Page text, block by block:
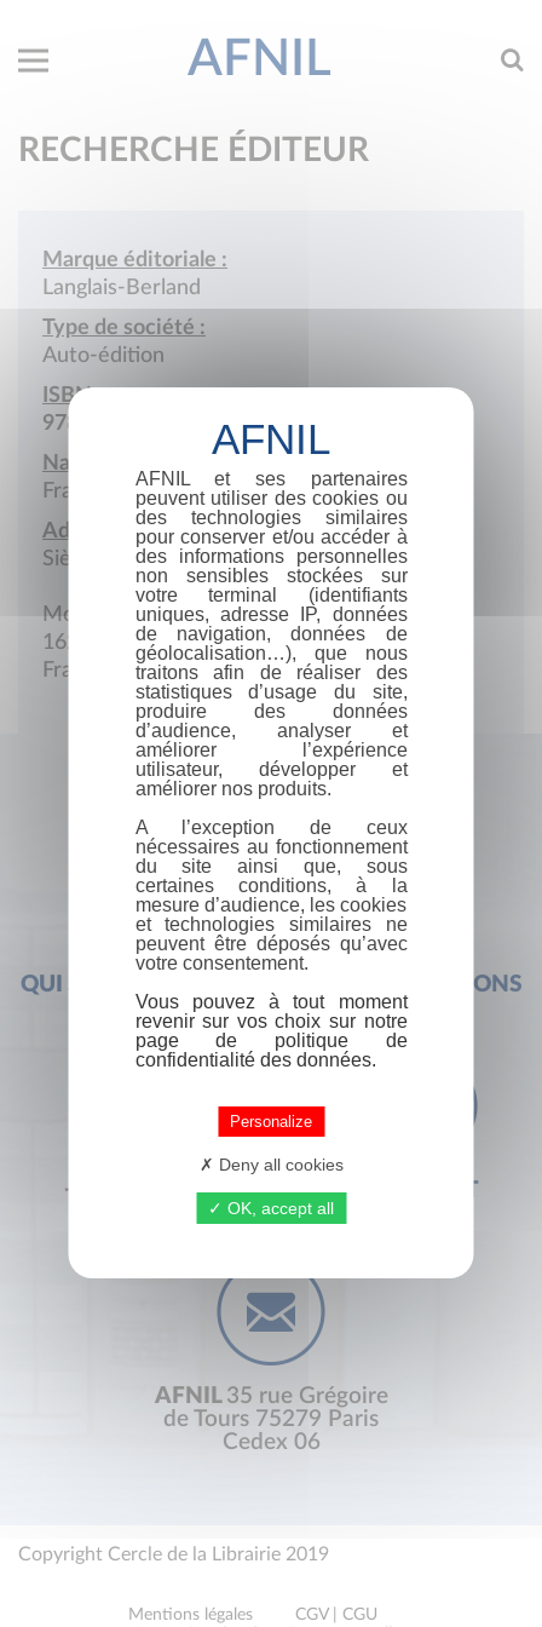
AFNIL
RECHERCHE ÉDITEUR
Marque éditoriale :
Langlais-Berland
Type de société :
Auto-édition
ISBN :
978-2-9516607
Nationalité :
France
Adresse :
Siège social
Moulin de Chantrezac
16270 Roumazières
France
QUI SOMMES-NOUS ? FOIRE AUX QUESTIONS
+33 (0) 1 44 41 29 19 CONTACT
AFNIL 35 rue Grégoire
de Tours 75279 Paris
Cedex 06
Copyright Cercle de la Librairie 2019
Mentions légales
CGV | CGU
AFNIL et ses partenaires
peuvent utiliser des cookies ou
des technologies similaires
pour conserver et/ou accéder à
des informations personnelles
non sensibles stockées sur
votre terminal (identifiants
uniques, adresse IP, données
de navigation, données de
géolocalisation…), que nous
traitons afin de réaliser des
statistiques d’usage du site,
produire des données
d’audience, analyser et
améliorer l’expérience
utilisateur, développer et
améliorer nos produits.
A l’exception de ceux
nécessaires au fonctionnement
du site ainsi que, sous
certaines conditions, à la
mesure d’audience, les cookies
et technologies similaires ne
peuvent être déposés qu’avec
votre consentement.
Vous pouvez à tout moment
revenir sur vos choix sur notre
page de politique de
confidentialité des données.
Personalize
Deny all cookies
OK, accept all